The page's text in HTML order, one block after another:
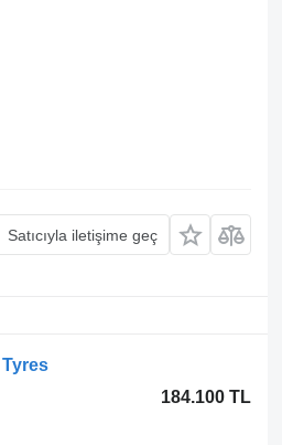
Satıcıyla iletişime geç
184.100 TL